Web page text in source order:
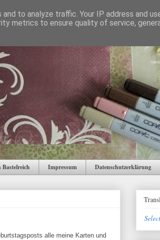
Bastelreich Impressum Datenschutzerklärung
alle meine Karten und
to analyze traffic. Your IP address and
metrics to ensure quality of service,